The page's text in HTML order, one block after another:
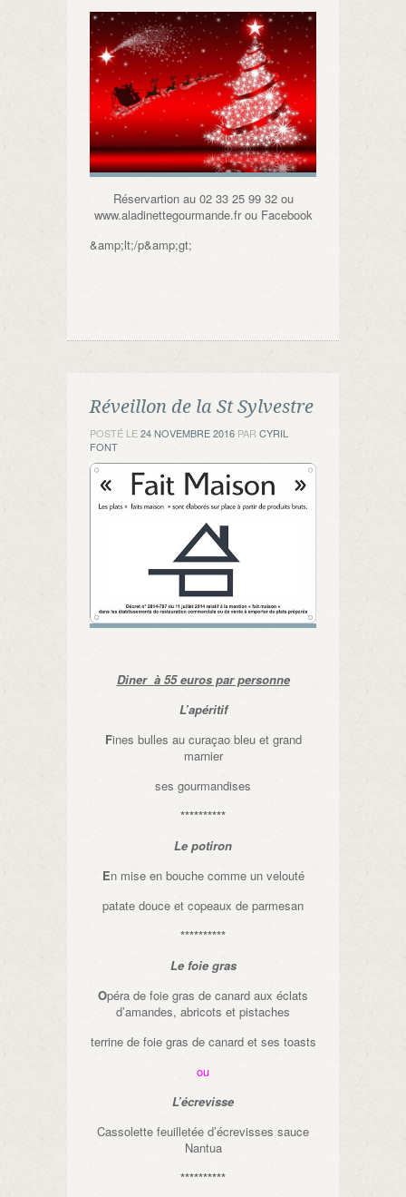
Réservartion au 02 33 25 99 32 ou
www.aladinettegourmande.fr ou Facebook
&amp;lt;/p&amp;gt;
Réveillon de la St Sylvestre
POSTÉ LE24 NOVEMBRE 2016 PAR CYRIL
FONT
Diner à 55 euros par personne
L’apéritif
Fines bulles au curaçao bleu et grand
marnier
ses gourmandises
**********
Le potiron
En mise en bouche comme un velouté
patate douce et copeaux de parmesan
**********
Le foie gras
Opéra de foie gras de canard aux éclats
d’amandes, abricots et pistaches
terrine de foie gras de canard et ses toasts
ou
L’écrevisse
Cassolette feuilletée d’écrevisses sauce
Nantua
**********